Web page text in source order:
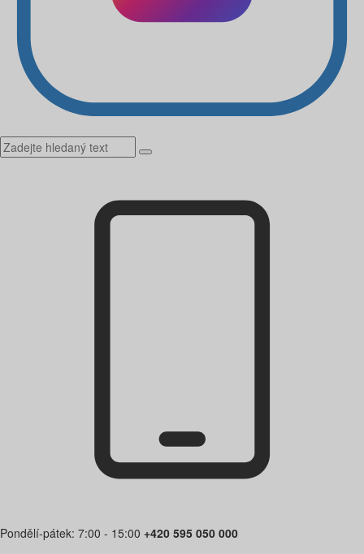
Pondělí-pátek: 7:00 - 15:00 +420 595 050 000